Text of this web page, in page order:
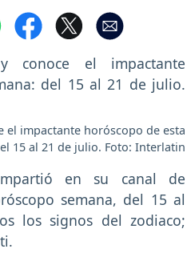
el impactante horóscopo de esta
15 al 21 de julio. Foto: Interlatin
en su canal de
semana, del 15 al
los signos del zodiaco;